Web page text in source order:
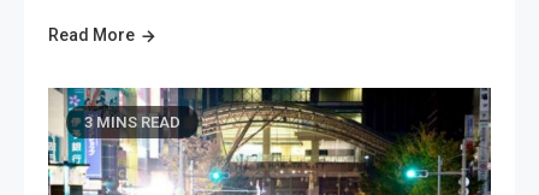
Read More
3 MINS READ